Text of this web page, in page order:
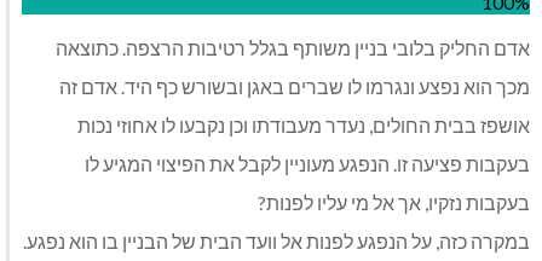
אדם החליק בלובי בניין משותף בגלל רטיבות הרצפה. כתוצאה
מכך הוא נפצע ונגרמו לו שברים באגן ובשורש כף היד. אדם זה
אושפז בבית החולים, נעדר מעבודתו וכן נקבעו לו אחוזי נכות
בעקבות פציעה זו. הנפגע מעוניין לקבל את הפיצוי המגיע לו
בעקבות נזקיו, אך אל מי עליו לפנות?
במקרה כזה, על הנפגע לפנות אל וועד הבית של הבניין בו הוא נפגע.